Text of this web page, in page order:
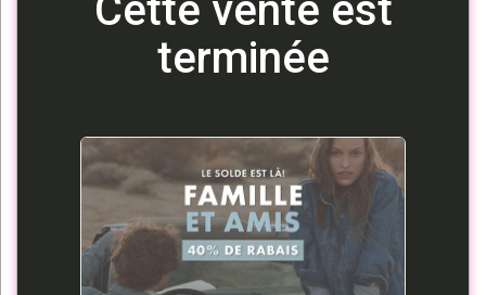
Cette vente est
terminée